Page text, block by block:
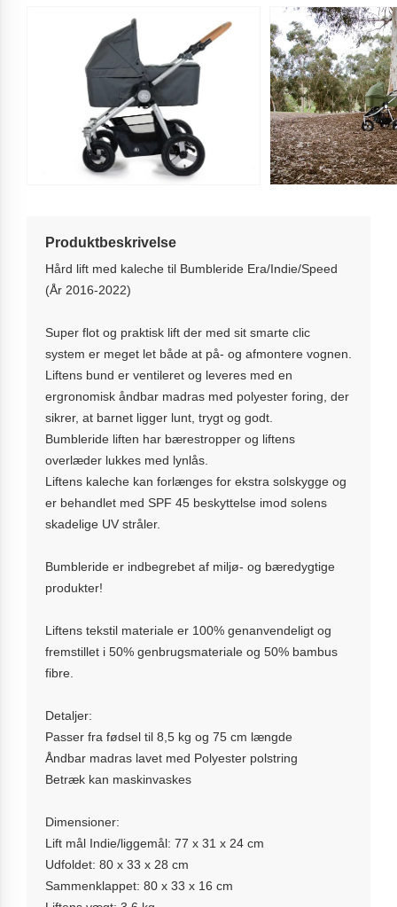
Produktbeskrivelse
Hård lift med kaleche til Bumbleride Era/Indie/Speed
(År 2016-2022)
Super flot og praktisk lift der med sit smarte clic
system er meget let både at på- og afmontere vognen.
Liftens bund er ventileret og leveres med en
ergronomisk åndbar madras med polyester foring, der
sikrer, at barnet ligger lunt, trygt og godt.
Bumbleride liften har bærestropper og liftens
overlæder lukkes med lynlås.
Liftens kaleche kan forlænges for ekstra solskygge og
er behandlet med SPF 45 beskyttelse imod solens
skadelige UV stråler.
Bumbleride er indbegrebet af miljø- og bæredygtige
produkter!
Liftens tekstil materiale er 100% genanvendeligt og
fremstillet i 50% genbrugsmateriale og 50% bambus
fibre.
Detaljer:
Passer fra fødsel til 8,5 kg og 75 cm længde
Åndbar madras lavet med Polyester polstring
Betræk kan maskinvaskes
Dimensioner:
Lift mål Indie/liggemål: 77 x 31 x 24 cm
Udfoldet: 80 x 33 x 28 cm
Sammenklappet: 80 x 33 x 16 cm